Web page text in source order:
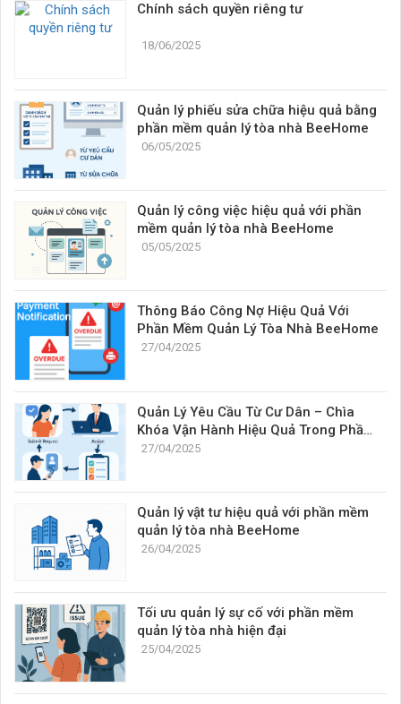
Chính sách quyền riêng tư
18/06/2025
Quản lý phiếu sửa chữa hiệu quả bằng
phần mềm quản lý tòa nhà BeeHome
06/05/2025
Quản lý công việc hiệu quả với phần
mềm quản lý tòa nhà BeeHome
05/05/2025
Thông Báo Công Nợ Hiệu Quả Với
Phần Mềm Quản Lý Tòa Nhà BeeHome
27/04/2025
Quản Lý Yêu Cầu Từ Cư Dân – Chìa
Khóa Vận Hành Hiệu Quả Trong Phần
Mềm Quản Lý Tòa Nhà
27/04/2025
Quản lý vật tư hiệu quả với phần mềm
quản lý tòa nhà BeeHome
26/04/2025
Tối ưu quản lý sự cố với phần mềm
quản lý tòa nhà hiện đại
25/04/2025